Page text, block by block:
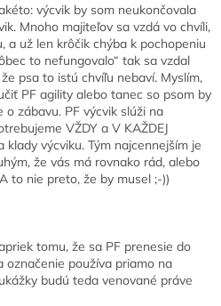
výcvik by som neukončovala
Mnoho majiteľov sa vzdá vo chvíli,
a už len krôčik chýba k pochopeniu
to nefungovalo“ tak sa vzdal
psa to istú chvíľu nebaví. Myslím,
PF agility alebo tanec so psom by
zábavu. PF výcvik slúži na
VŽDY a V KAŽDEJ
klady výcviku. Tým najcennejším je
že vás má rovnako rád, alebo
to nie preto, že by musel ;-))
tomu, že sa PF prenesie do
označenie používa priamo na
budú teda venované práve